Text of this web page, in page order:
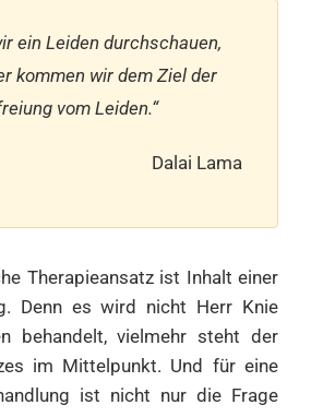
ein Leiden durchschauen,
kommen wir dem Ziel der
vom Leiden.“
Dalai Lama
Therapieansatz ist Inhalt einer
Denn es wird nicht Herr Knie
behandelt, vielmehr steht der
im Mittelpunkt. Und für eine
ist nicht nur die Frage